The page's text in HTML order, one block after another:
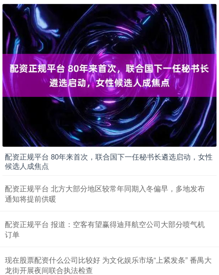
配资正规平台 80年来首次，联合国下一任秘书长遴选启动，女性
候选人成焦点
配资正规平台 北方大部分地区较常年同期入冬偏早，多地发布
通知将提前供暖
配资正规平台 报道：空客有望赢得迪拜航空公司大部分喷气机
订单
现在股票配资什么公司比较好 为文化娱乐市场“上紧发条” 番禺大
龙街开展夜间联合执法检查